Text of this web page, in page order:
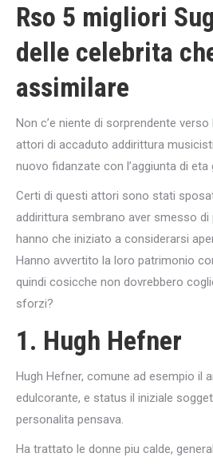
Rso 5 migliori
delle celebrita
assimilare
Non c’e niente di sorprendente
attori di accaduto addirittura
nuovo fidanzate con l’aggiunta di eta
Certi di questi attori sono stati
addirittura sembrano aver smesso
hanno che iniziato a considerarsi
Hanno avvertito la loro patrimonio
quindi cosicche non dovrebbero
sforzi?
1. Hugh Hefner
Hugh Hefner, comune ad esempio il
edulcorante, e status il iniziale
personalita pensava.
Ha trattato le donne piu calde,